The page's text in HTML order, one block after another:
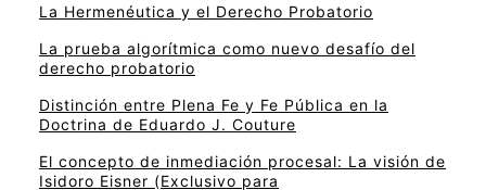
La Hermenéutica y el Derecho Probatorio
La prueba algorítmica como nuevo desafío del
derecho probatorio
Distinción entre Plena Fe y Fe Pública en la
Doctrina de Eduardo J. Couture
El concepto de inmediación procesal: La visión de
Isidoro Eisner (Exclusivo para